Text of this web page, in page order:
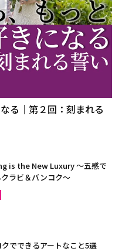
る｜第２回：刻まれる
is the New Luxury ～五感で
ラビ＆バンコク～
でできるアートなこと5選